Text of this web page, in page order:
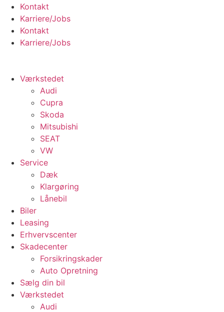
Kontakt
Karriere/Jobs
Kontakt
Karriere/Jobs
Værkstedet
Audi
Cupra
Skoda
Mitsubishi
SEAT
VW
Service
Dæk
Klargøring
Lånebil
Biler
Leasing
Erhvervscenter
Skadecenter
Forsikringskader
Auto Opretning
Sælg din bil
Værkstedet
Audi